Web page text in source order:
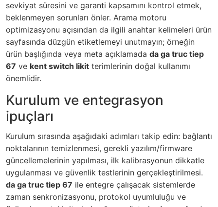
sevkiyat süresini ve garanti kapsamını kontrol etmek,
beklenmeyen sorunları önler. Arama motoru
optimizasyonu açısından da ilgili anahtar kelimeleri ürün
sayfasında düzgün etiketlemeyi unutmayın; örneğin
ürün başlığında veya meta açıklamada da ga truc tiep
67 ve kent switch likit terimlerinin doğal kullanımı
önemlidir.
Kurulum ve entegrasyon
ipuçları
Kurulum sırasında aşağıdaki adımları takip edin: bağlantı
noktalarının temizlenmesi, gerekli yazılım/firmware
güncellemelerinin yapılması, ilk kalibrasyonun dikkatle
uygulanması ve güvenlik testlerinin gerçekleştirilmesi.
da ga truc tiep 67 ile entegre çalışacak sistemlerde
zaman senkronizasyonu, protokol uyumluluğu ve